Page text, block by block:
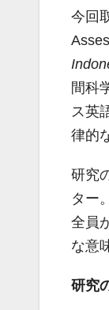
今回
間科
ス英
律的
研究
ター
全員
な意
研究